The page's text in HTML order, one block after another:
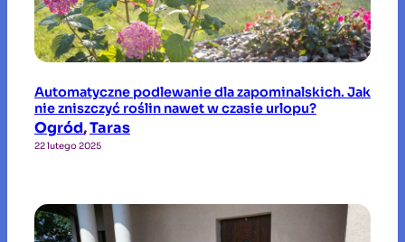
Automatyczne podlewanie dla zapominalskich. Jak
nie zniszczyć roślin nawet w czasie urlopu?
Ogród, Taras
22 lutego 2025